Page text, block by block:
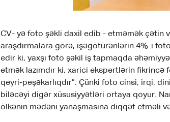
CV- yə foto şəkli daxil edib - etməmək çətin
araşdırmalara görə, işəgötürənlərin 4%-i
edir ki, yaxşı foto şəkil iş tapmaqda
etmək lazımdır ki, xarici ekspertlərin
qeyri-peşəkarlıqdır”. Çünki foto cinsi, irqi,
biləcəyi digər xüsusiyyətləri ortaya qoyur.
ölkənin mədəni yanaşmasına diqqət etməli